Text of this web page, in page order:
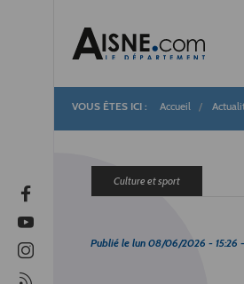
Fil
d'Ariane
Accueil
Culture et sport
Publié le lun 08/06/2026 - 15:26